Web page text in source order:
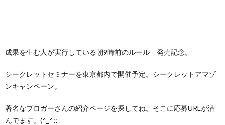
成果を生む人が実行している朝9時前のルール 発売記念。
シークレットセミナーを東京都内で開催予定。シークレットアマゾ
ンキャンペーン。
著名なブロガーさんの紹介ページを探してね。そこに応募URLが潜
んでます。(^_^;;